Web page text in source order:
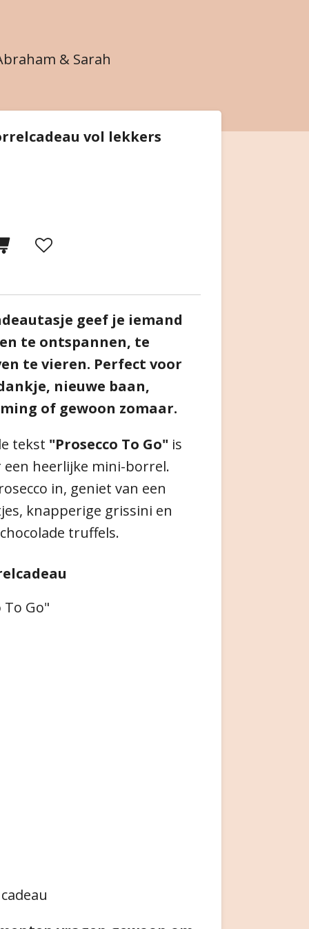
& Sarah
vol lekkers
geef je iemand
te ontspannen, te
te vieren. Perfect voor
nieuwe baan,
of gewoon zomaar.
tekst "Prosecco To Go" is
een heerlijke mini-borrel.
in, geniet van een
knapperige grissini en
truffels.
To Go"